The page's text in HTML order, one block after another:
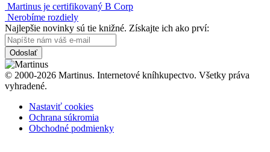
Martinus je certifikovaný B Corp
Nerobíme rozdiely
Najlepšie novinky sú tie knižné. Získajte ich ako prví:
Odoslať
© 2000-2026 Martinus. Internetové kníhkupectvo. Všetky práva
vyhradené.
Nastaviť cookies
Ochrana súkromia
Obchodné podmienky